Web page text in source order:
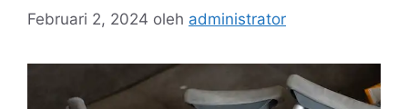
Februari 2, 2024 oleh administrator